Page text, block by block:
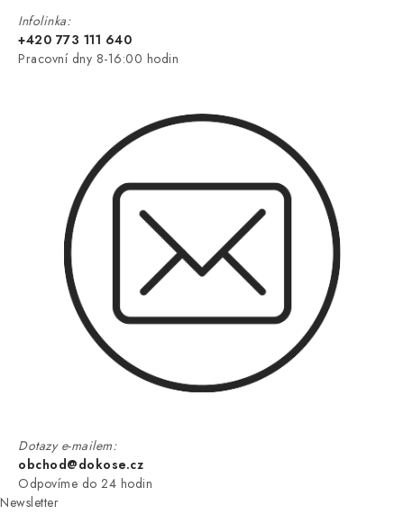
Infolinka:
+420 773 111 640
Pracovní dny 8-16:00 hodin
Dotazy e-mailem:
obchod@dokose.cz
Odpovíme do 24 hodin
Newsletter